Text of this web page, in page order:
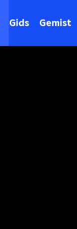
Gids Gemist